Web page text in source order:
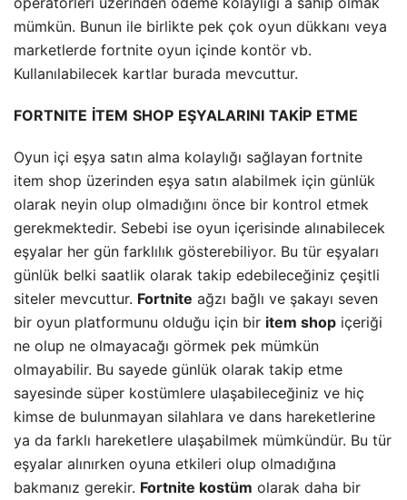
mümkün. Bunun ile birlikte pek çok oyun dükkanı veya
marketlerde fortnite oyun içinde kontör vb.
Kullanılabilecek kartlar burada mevcuttur.
FORTNITE İTEM SHOP EŞYALARINI TAKİP ETME
Oyun içi eşya satın alma kolaylığı sağlayan fortnite
item shop üzerinden eşya satın alabilmek için günlük
olarak neyin olup olmadığını önce bir kontrol etmek
gerekmektedir. Sebebi ise oyun içerisinde alınabilecek
eşyalar her gün farklılık gösterebiliyor. Bu tür eşyaları
günlük belki saatlik olarak takip edebileceğiniz çeşitli
siteler mevcuttur. Fortnite ağzı bağlı ve şakayı seven
bir oyun platformunu olduğu için bir item shop içeriği
ne olup ne olmayacağı görmek pek mümkün
olmayabilir. Bu sayede günlük olarak takip etme
sayesinde süper kostümlere ulaşabileceğiniz ve hiç
kimse de bulunmayan silahlara ve dans hareketlerine
ya da farklı hareketlere ulaşabilmek mümkündür. Bu tür
eşyalar alınırken oyuna etkileri olup olmadığına
bakmanız gerekir. Fortnite kostüm olarak daha bir